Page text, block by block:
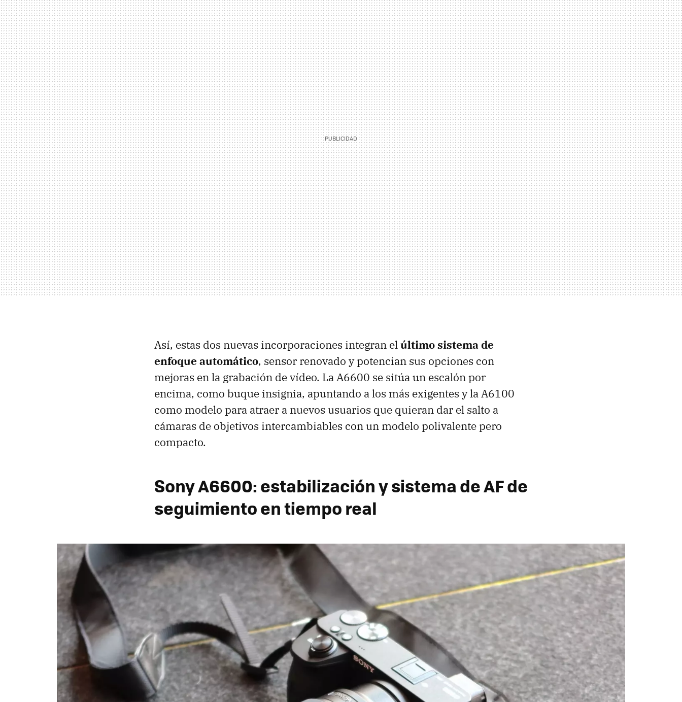
Así, estas dos nuevas incorporaciones integran elúltimo sistema de
enfoque automático, sensor renovado y potencian sus opciones con
mejoras en la grabación de vídeo. La A6600 se sitúa un escalón por
encima, como buque insignia, apuntando a los más exigentes y la A6100
como modelo para atraer a nuevos usuarios que quieran dar el salto a
cámaras de objetivos intercambiables con un modelo polivalente pero
compacto.
Sony A6600: estabilización y sistema de AF de
seguimiento en tiempo real